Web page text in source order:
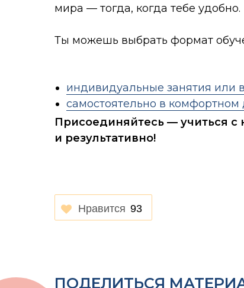
мира — тогда, когда тебе удобно.
Ты можешь выбрать формат
Присоединяйтесь — учиться с
и результативно!
индивидуальные занятия или
самостоятельно в комфортном
Нравится 93
ПОДЕЛИТЬСЯ